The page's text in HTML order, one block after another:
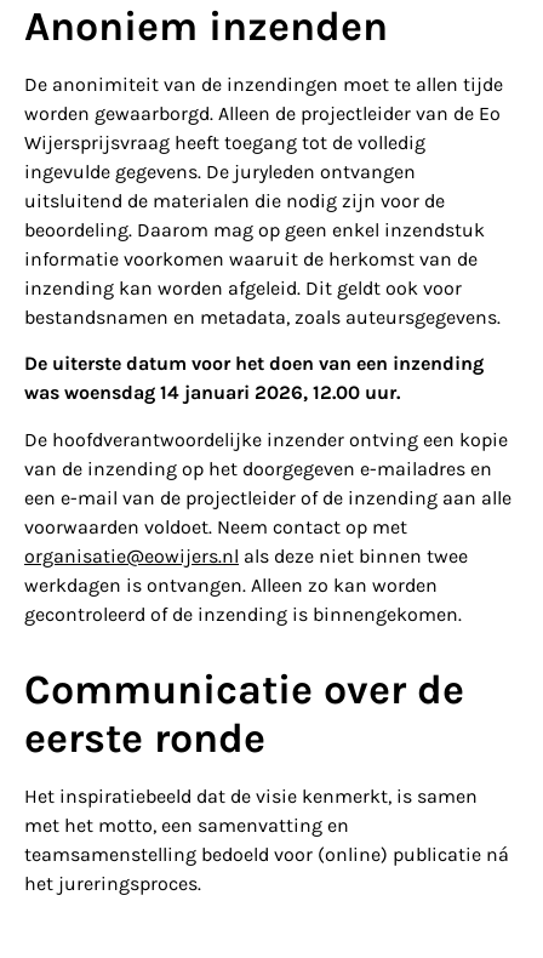
Anoniem inzenden
De anonimiteit van de inzendingen moet te allen tijde
worden gewaarborgd. Alleen de projectleider van de Eo
Wijersprijsvraag heeft toegang tot de volledig
ingevulde gegevens. De juryleden ontvangen
uitsluitend de materialen die nodig zijn voor de
beoordeling. Daarom mag op geen enkel inzendstuk
informatie voorkomen waaruit de herkomst van de
inzending kan worden afgeleid. Dit geldt ook voor
bestandsnamen en metadata, zoals auteursgegevens.
De uiterste datum voor het doen van een inzending
was woensdag 14 januari 2026, 12.00 uur.
De hoofdverantwoordelijke inzender ontving een kopie
van de inzending op het doorgegeven e-mailadres en
een e-mail van de projectleider of de inzending aan alle
voorwaarden voldoet. Neem contact op met
organisatie@eowijers.nl als deze niet binnen twee
werkdagen is ontvangen. Alleen zo kan worden
gecontroleerd of de inzending is binnengekomen.
Communicatie over de
eerste ronde
Het inspiratiebeeld dat de visie kenmerkt, is samen
met het motto, een samenvatting en
teamsamenstelling bedoeld voor (online) publicatie ná
het jureringsproces.